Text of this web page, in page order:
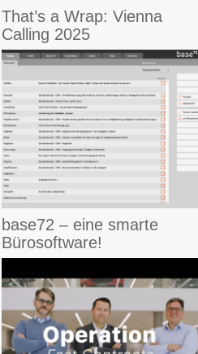
That’s a Wrap: Vienna
Calling 2025
base72 – eine smarte
Bürosoftware!